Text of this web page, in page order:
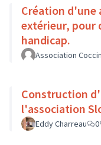
Création d'une
extérieur, pour
handicap.
Association
Construction
l'association
Eddy Charreau 0